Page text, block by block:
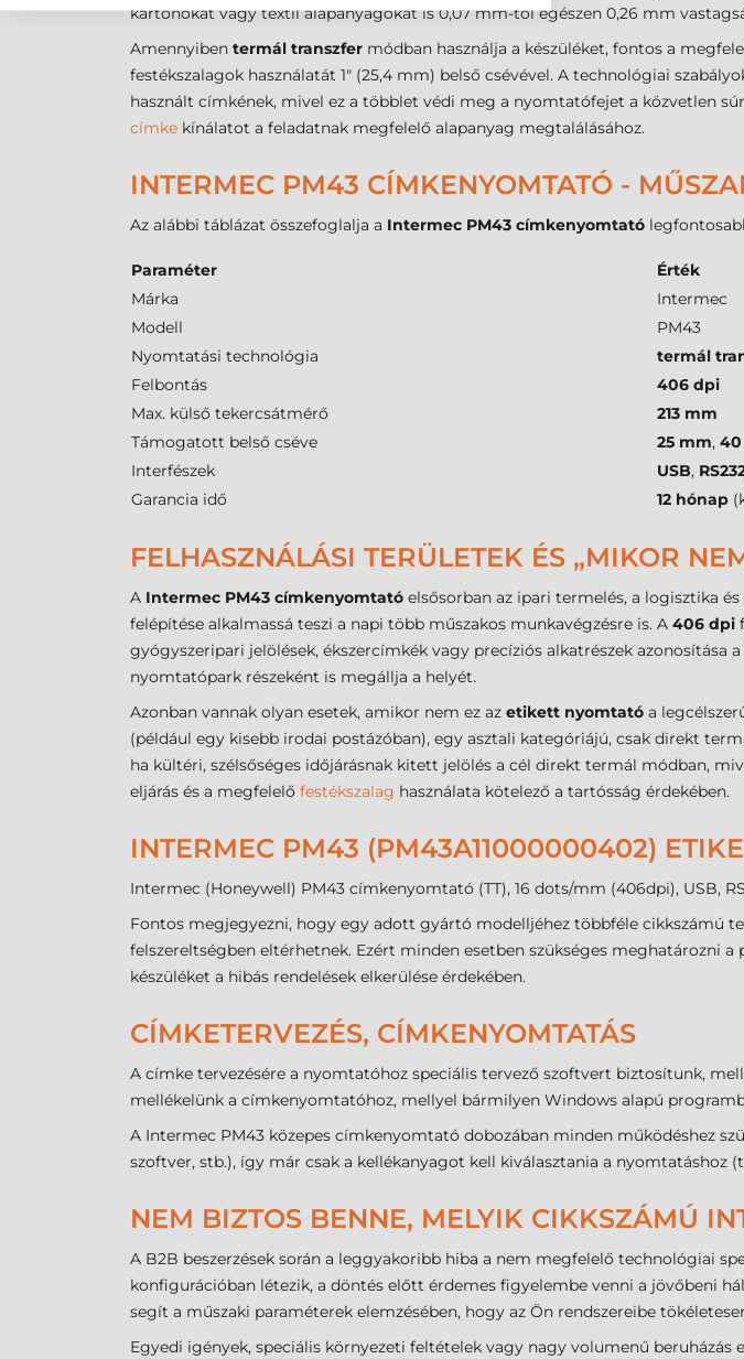
kartonokat vagy textil alapanyagokat is 0,07 mm-től egészen 0,26 mm
Amennyiben termál transzfer módban használja a készüléket, fontos a
festékszalagok használatát 1" (25,4 mm) belső csévével. A technológiai
használt címkének, mivel ez a többlet védi meg a nyomtatófejet a közvetlen
címke kínálatot a feladatnak megfelelő alapanyag megtalálásához.
INTERMEC PM43 CÍMKENYOMTATÓ -
Az alábbi táblázat összefoglalja a Intermec PM43 címkenyomtató
Paraméter
Érték
Márka
Intermec
Modell
PM43
Nyomtatási technológia
termál
Felbontás
406 dpi
Max. külső tekercsátmérő
213 mm
Támogatott belső cséve
25 mm,
Interfészek
USB,
Garancia idő
12 hónap
FELHASZNÁLÁSI TERÜLETEK ÉS „MIKOR
A Intermec PM43 címkenyomtató elsősorban az ipari termelés, a logisztika
felépítése alkalmassá teszi a napi több műszakos munkavégzésre is. A 406 dpi
gyógyszeripari jelölések, ékszercímkék vagy precíziós alkatrészek azonosítása
nyomtatópark részeként is megállja a helyét.
Azonban vannak olyan esetek, amikor nem ez az etikett nyomtató a
(például egy kisebb irodai postázóban), egy asztali kategóriájú, csak direkt
ha kültéri, szélsőséges időjárásnak kitett jelölés a cél direkt termál módban,
eljárás és a megfelelő festékszalag használata kötelező a tartósság érdekében.
INTERMEC PM43 (PM43A11000000402)
Intermec (Honeywell) PM43 címkenyomtató (TT), 16 dots/mm (406dpi), USB,
Fontos megjegyezni, hogy egy adott gyártó modelljéhez többféle cikkszámú
felszereltségben eltérhetnek. Ezért minden esetben szükséges meghatározni
készüléket a hibás rendelések elkerülése érdekében.
CÍMKETERVEZÉS, CÍMKENYOMTATÁS
A címke tervezésére a nyomtatóhoz speciális tervező szoftvert biztosítunk,
mellékelünk a címkenyomtatóhoz, mellyel bármilyen Windows alapú
A Intermec PM43 közepes címkenyomtató dobozában minden működéshez
szoftver, stb.), így már csak a kellékanyagot kell kiválasztania a nyomtatáshoz
NEM BIZTOS BENNE, MELYIK CIKKSZÁMÚ
A B2B beszerzések során a leggyakoribb hiba a nem megfelelő technológiai
konfigurációban létezik, a döntés előtt érdemes figyelembe venni a jövőbeni
segít a műszaki paraméterek elemzésében, hogy az Ön rendszereibe
Egyedi igények, speciális környezeti feltételek vagy nagy volumenű